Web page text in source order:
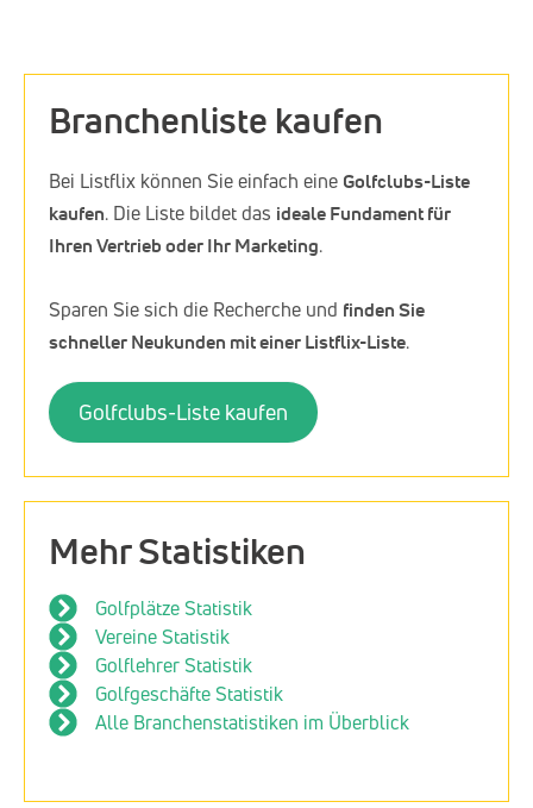
Branchenliste kaufen
Bei Listflix können Sie einfach eine Golfclubs-Liste
kaufen. Die Liste bildet das ideale Fundament für
Ihren Vertrieb oder Ihr Marketing.
Sparen Sie sich die Recherche und finden Sie
schneller Neukunden mit einer Listflix-Liste.
Golfclubs-Liste kaufen
Mehr Statistiken
Golfplätze Statistik
Vereine Statistik
Golflehrer Statistik
Golfgeschäfte Statistik
Alle Branchenstatistiken im Überblick